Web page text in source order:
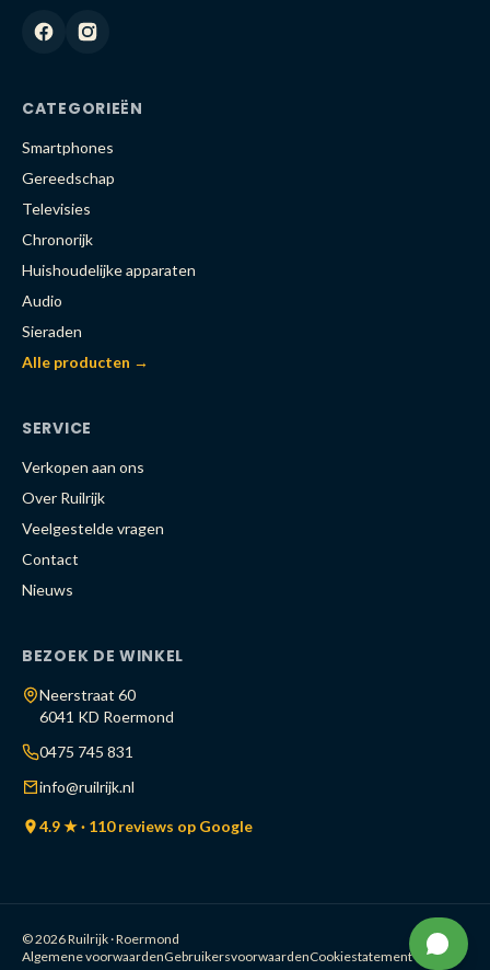
CATEGORIEËN
Smartphones
Gereedschap
Televisies
Chronorijk
Huishoudelijke apparaten
Audio
Sieraden
Alle producten →
SERVICE
Verkopen aan ons
Over Ruilrijk
Veelgestelde vragen
Contact
Nieuws
BEZOEK DE WINKEL
Neerstraat 60
6041 KD Roermond
0475 745 831
info@ruilrijk.nl
4.9 ★ · 110 reviews op Google
© 2026 Ruilrijk · Roermond
Algemene voorwaardenGebruikersvoorwaardenCookiestatement